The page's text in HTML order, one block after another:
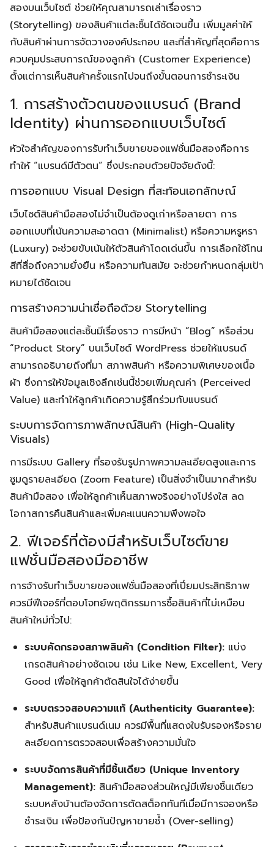
สองบนเว็บไซต์ ช่วยให้คุณสามารถเล่าเรื่องราว
(Storytelling) ของสินค้าแต่ละชิ้นได้ชัดเจนขึ้น เพิ่มมูลค่าให้
กับสินค้าผ่านการจัดวางองค์ประกอบ และที่สำคัญที่สุดคือการ
ควบคุมประสบการณ์ของลูกค้า (Customer Experience)
ตั้งแต่การเห็นสินค้าครั้งแรกไปจนถึงขั้นตอนการชำระเงิน
1. การสร้างตัวตนของแบรนด์ (Brand
Identity) ผ่านการออกแบบเว็บไซต์
หัวใจสำคัญของการรับทำเว็บขายของแฟชั่นมือสองคือการ
ทำให้ “แบรนด์มีตัวตน” ซึ่งประกอบด้วยปัจจัยดังนี้:
การออกแบบ Visual Design ที่สะท้อนเอกลักษณ์
เว็บไซต์สินค้ามือสองไม่จำเป็นต้องดูเก่าหรือลายตา การ
ออกแบบที่เน้นความสะอาดตา (Minimalist) หรือความหรูหรา
(Luxury) จะช่วยขับเน้นให้ตัวสินค้าโดดเด่นขึ้น การเลือกใช้โทน
สีที่สื่อถึงความยั่งยืน หรือความทันสมัย จะช่วยกำหนดกลุ่มเป้า
หมายได้ชัดเจน
การสร้างความน่าเชื่อถือด้วย Storytelling
สินค้ามือสองแต่ละชิ้นมีเรื่องราว การมีหน้า “Blog” หรือส่วน
“Product Story” บนเว็บไซต์ WordPress ช่วยให้แบรนด์
สามารถอธิบายถึงที่มา สภาพสินค้า หรือความพิเศษของเนื้อ
ผ้า ซึ่งการให้ข้อมูลเชิงลึกเช่นนี้ช่วยเพิ่มคุณค่า (Perceived
Value) และทำให้ลูกค้าเกิดความรู้สึกร่วมกับแบรนด์
ระบบการจัดการภาพลักษณ์สินค้า (High-Quality
Visuals)
การมีระบบ Gallery ที่รองรับรูปภาพความละเอียดสูงและการ
ซูมดูรายละเอียด (Zoom Feature) เป็นสิ่งจำเป็นมากสำหรับ
สินค้ามือสอง เพื่อให้ลูกค้าเห็นสภาพจริงอย่างโปร่งใส ลด
โอกาสการคืนสินค้าและเพิ่มคะแนนความพึงพอใจ
2. ฟีเจอร์ที่ต้องมีสำหรับเว็บไซต์ขาย
แฟชั่นมือสองมืออาชีพ
การจ้างรับทำเว็บขายของแฟชั่นมือสองที่เปี่ยมประสิทธิภาพ
ควรมีฟีเจอร์ที่ตอบโจทย์พฤติกรรมการซื้อสินค้าที่ไม่เหมือน
สินค้าใหม่ทั่วไป:
ระบบคัดกรองสภาพสินค้า (Condition Filter): แบ่ง
เกรดสินค้าอย่างชัดเจน เช่น Like New, Excellent, Very
Good เพื่อให้ลูกค้าตัดสินใจได้ง่ายขึ้น
ระบบตรวจสอบความแท้ (Authenticity Guarantee):
สำหรับสินค้าแบรนด์เนม ควรมีพื้นที่แสดงใบรับรองหรือราย
ละเอียดการตรวจสอบเพื่อสร้างความมั่นใจ
ระบบจัดการสินค้าที่มีชิ้นเดียว (Unique Inventory
Management): สินค้ามือสองส่วนใหญ่มีเพียงชิ้นเดียว
ระบบหลังบ้านต้องจัดการตัดสต็อกทันทีเมื่อมีการจองหรือ
ชำระเงิน เพื่อป้องกันปัญหาขายซ้ำ (Over-selling)